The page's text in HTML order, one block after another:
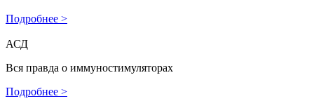
Подробнее >
АСД
Вся правда о иммуностимуляторах
Подробнее >